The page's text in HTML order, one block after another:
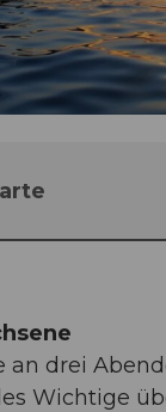
an drei
Wichtige